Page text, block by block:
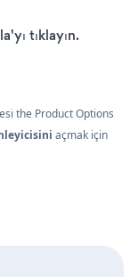
tıklayın.
the Product Options
açmak için